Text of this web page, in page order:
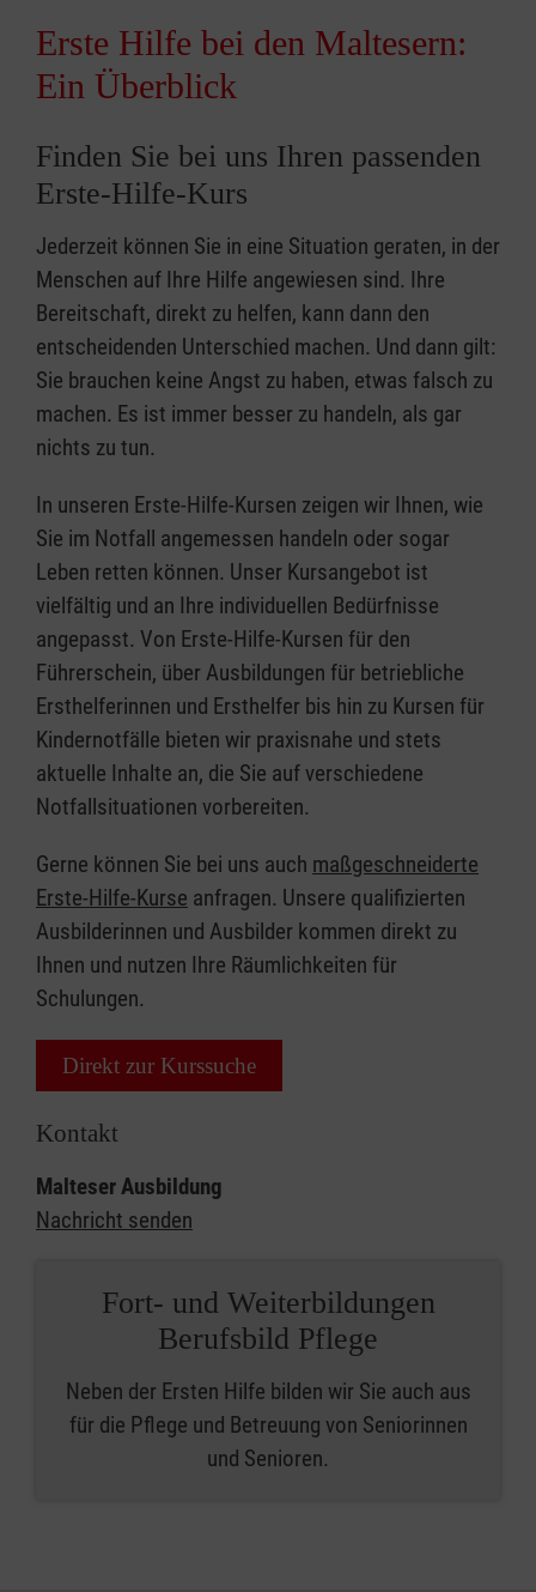
Erste Hilfe bei den Maltesern:
Ein Überblick
Finden Sie bei uns Ihren passenden
Erste-Hilfe-Kurs
Jederzeit können Sie in eine Situation geraten, in der
Menschen auf Ihre Hilfe angewiesen sind. Ihre
Bereitschaft, direkt zu helfen, kann dann den
entscheidenden Unterschied machen. Und dann gilt:
Sie brauchen keine Angst zu haben, etwas falsch zu
machen. Es ist immer besser zu handeln, als gar
nichts zu tun.
In unseren Erste-Hilfe-Kursen zeigen wir Ihnen, wie
Sie im Notfall angemessen handeln oder sogar
Leben retten können. Unser Kursangebot ist
vielfältig und an Ihre individuellen Bedürfnisse
angepasst. Von Erste-Hilfe-Kursen für den
Führerschein, über Ausbildungen für betriebliche
Ersthelferinnen und Ersthelfer bis hin zu Kursen für
Kindernotfälle bieten wir praxisnahe und stets
aktuelle Inhalte an, die Sie auf verschiedene
Notfallsituationen vorbereiten.
Gerne können Sie bei uns auch maßgeschneiderte
Erste-Hilfe-Kurse anfragen. Unsere qualifizierten
Ausbilderinnen und Ausbilder kommen direkt zu
Ihnen und nutzen Ihre Räumlichkeiten für
Schulungen.
Direkt zur Kurssuche
Kontakt
Malteser Ausbildung
Nachricht senden
Fort- und Weiterbildungen
Berufsbild Pflege
Neben der Ersten Hilfe bilden wir Sie auch aus
für die Pflege und Betreuung von Seniorinnen
und Senioren.